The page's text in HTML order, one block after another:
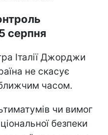
серпня
Італії Джорджи
не скасує
часом.
чи вимог
безпеки